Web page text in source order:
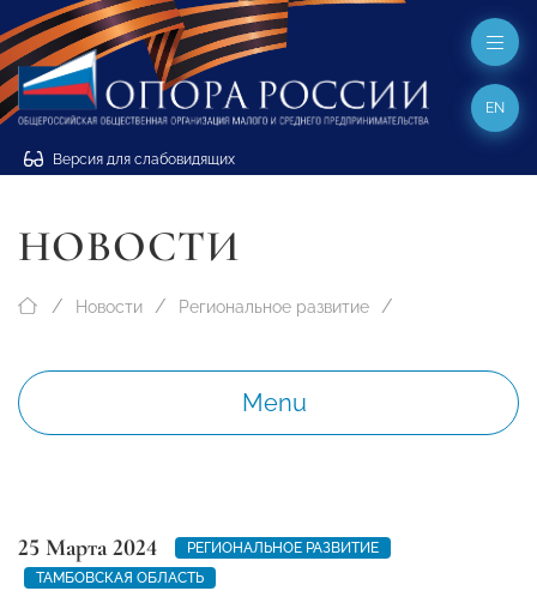
Версия для слабовидящих
EN
НОВОСТИ
Новости Региональное развитие
Menu
25 Марта 2024
РЕГИОНАЛЬНОЕ РАЗВИТИЕ
ТАМБОВСКАЯ ОБЛАСТЬ